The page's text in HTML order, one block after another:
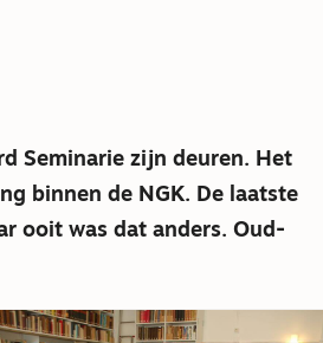
Seminarie zijn deuren. Het
binnen de NGK. De laatste
ooit was dat anders. Oud-